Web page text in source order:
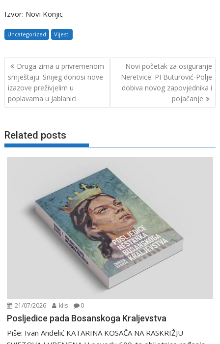
Izvor: Novi Konjic
Uncategorized Vijesti
Navigacija
objava
Druga zima u privremenom
smještaju: Snijeg donosi nove
izazove preživjelim u
poplavama u Jablanici
Novi početak za osiguranje
Neretvice: PI Buturović-Polje
dobiva novog zapovjednika i
pojačanje
Related posts
21/07/2026 klis 0
Posljedice pada Bosanskoga Kraljevstva
Piše: Ivan Anđelić KATARINA KOSAČA NA RASKRIŽJU